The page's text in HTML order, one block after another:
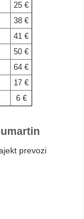
25 €
38 €
41 €
50 €
64 €
17 €
6 €
prevozi